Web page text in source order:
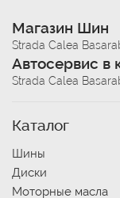
Магазин Шин
Strada Calea
Автосервис в
Strada Calea
Каталог
Шины
Диски
Моторные масла